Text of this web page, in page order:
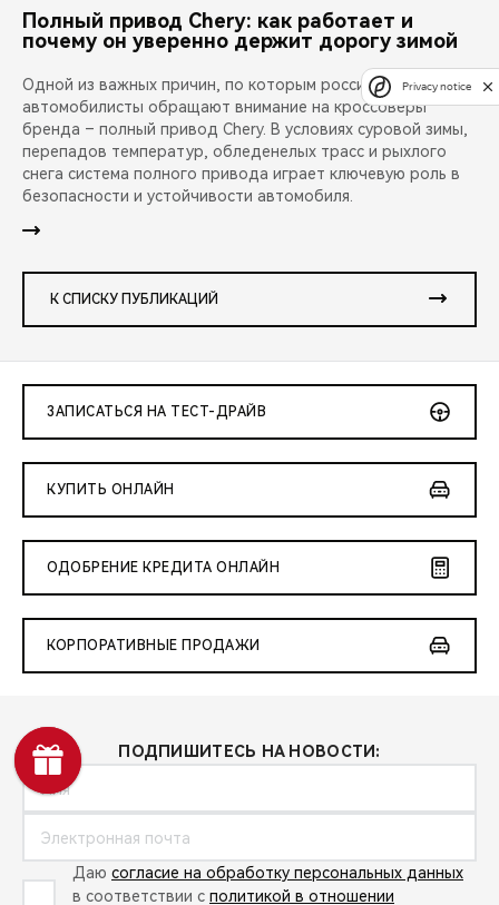
Полный привод Chery: как работает и
почему он уверенно держит дорогу зимой
Одной из важных причин, по которым российские
автомобилисты обращают внимание на кроссоверы
бренда – полный привод Chery. В условиях суровой зимы,
перепадов температур, обледенелых трасс и рыхлого
снега система полного привода играет ключевую роль в
безопасности и устойчивости автомобиля.
К СПИСКУ ПУБЛИКАЦИЙ
ЗАПИСАТЬСЯ НА ТЕСТ-ДРАЙВ
КУПИТЬ ОНЛАЙН
ОДОБРЕНИЕ КРЕДИТА ОНЛАЙН
КОРПОРАТИВНЫЕ ПРОДАЖИ
ПОДПИШИТЕСЬ НА НОВОСТИ:
Даю согласие на обработку персональных данных
в соответствии с политикой в отношении
Privacy notice